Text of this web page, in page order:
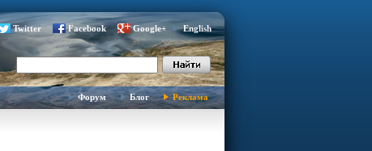
Twitter Facebook Google+ English
Форум Блог Реклама